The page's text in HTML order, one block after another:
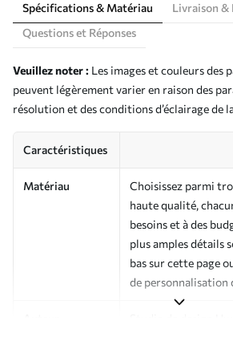
Spécifications & Matériau
Livraison &
Questions et Réponses
Veuillez noter : Les images et couleurs des
peuvent légèrement varier en raison des
résolution et des conditions d’éclairage de
Caractéristiques
Matériau
Choisissez parmi
haute qualité,
besoins et à des
plus amples détails
bas sur cette page
de personnalisation